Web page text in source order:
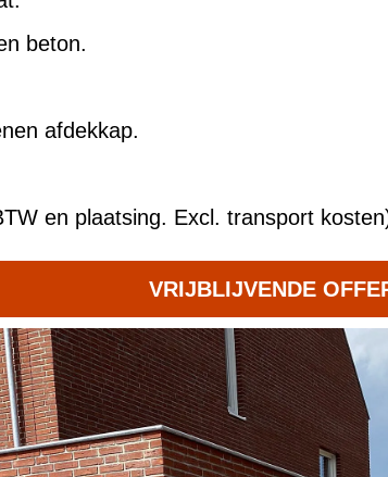
beton.
afdekkap.
en plaatsing. Excl. transport
VRIJBLIJVENDE